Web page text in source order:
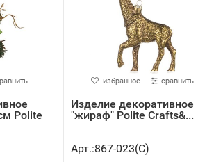
Polite
избранное сравнить
Изделие декоративное
"жираф" Polite Crafts&...
Арт.:867-023(C)